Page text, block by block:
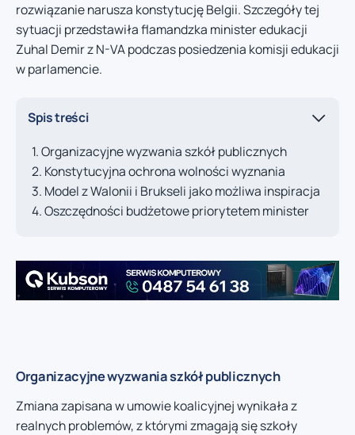
rozwiązanie narusza konstytucję Belgii. Szczegóły tej
sytuacji przedstawiła flamandzka minister edukacji
Zuhal Demir z N-VA podczas posiedzenia komisji edukacji
w parlamencie.
Spis treści
Organizacyjne wyzwania szkół publicznych
Konstytucyjna ochrona wolności wyznania
Model z Walonii i Brukseli jako możliwa inspiracja
Oszczędności budżetowe priorytetem minister
Organizacyjne wyzwania szkół publicznych
Zmiana zapisana w umowie koalicyjnej wynikała z
realnych problemów, z którymi zmagają się szkoły